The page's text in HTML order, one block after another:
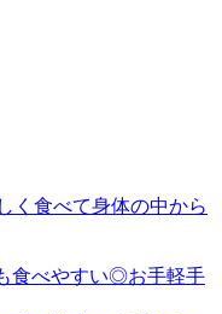
く食べて身体の中から
食べやすい◎お手軽手